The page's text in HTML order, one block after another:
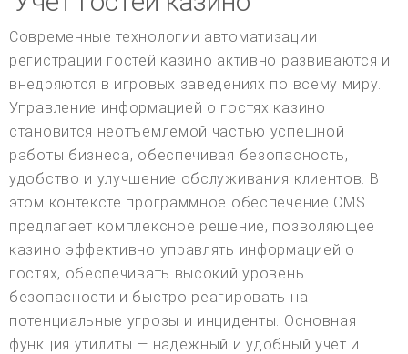
Современные технологии автоматизации
регистрации гостей казино активно развиваются и
внедряются в игровых заведениях по всему миру.
Управление информацией о гостях казино
становится неотъемлемой частью успешной
работы бизнеса, обеспечивая безопасность,
удобство и улучшение обслуживания клиентов. В
этом контексте программное обеспечение CMS
предлагает комплексное решение, позволяющее
казино эффективно управлять информацией о
гостях, обеспечивать высокий уровень
безопасности и быстро реагировать на
потенциальные угрозы и инциденты. Основная
функция утилиты — надежный и удобный учет и